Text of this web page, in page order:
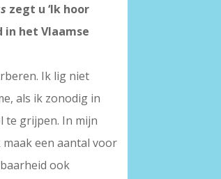
zegt u ‘Ik hoor
in het Vlaamse
Ik lig niet
als ik zonodig in
te grijpen. In mijn
een aantal voor
ook